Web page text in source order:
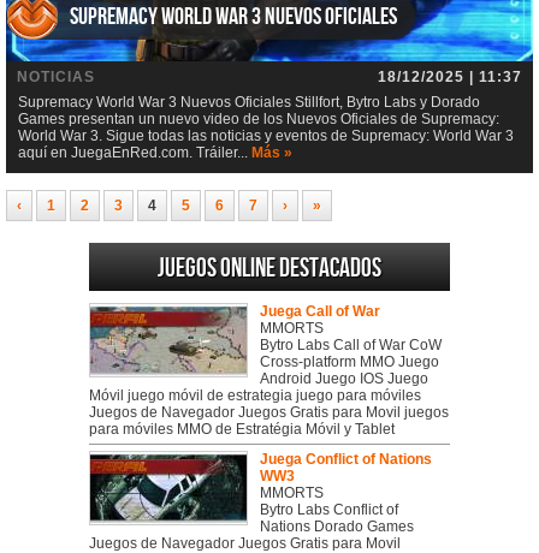
Supremacy World War 3 Nuevos Oficiales
NOTICIAS
18/12/2025 | 11:37
Supremacy World War 3 Nuevos Oficiales Stillfort, Bytro Labs y Dorado
Games presentan un nuevo video de los Nuevos Oficiales de Supremacy:
World War 3. Sigue todas las noticias y eventos de Supremacy: World War 3
aquí en JuegaEnRed.com. Tráiler... Más »
‹ 1 2 3 4 5 6 7 › »
Juegos online destacados
Juega Call of War
MMORTS
Bytro Labs Call of War CoW
Cross-platform MMO Juego
Android Juego IOS Juego
Móvil juego móvil de estrategia juego para móviles
Juegos de Navegador Juegos Gratis para Movil juegos
para móviles MMO de Estratégia Móvil y Tablet
Juega Conflict of Nations
WW3
MMORTS
Bytro Labs Conflict of
Nations Dorado Games
Juegos de Navegador Juegos Gratis para Movil